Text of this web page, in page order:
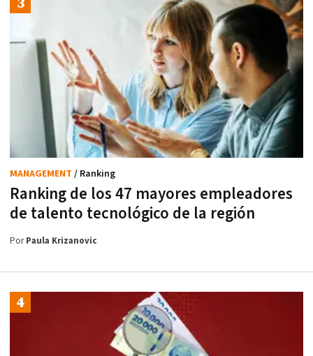
Ranking de los 47 mayores empleadores
de talento tecnológico de la región
MANAGEMENT / Ranking
PorPaula Krizanovic